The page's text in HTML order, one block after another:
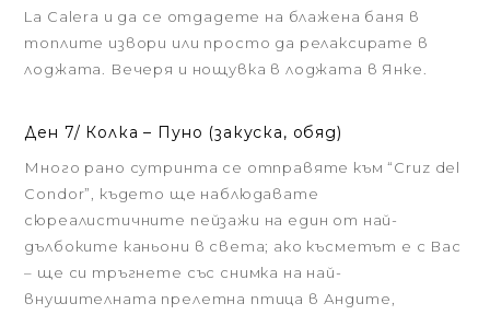
La Calera и да се отдадете на блажена баня в
топлите извори или просто да релаксирате в
лоджата. Вечеря и нощувка в лоджата в Янке.
Ден 7/ Колка – Пуно (закуска, обяд)
Много рано сутринта се отправяте към “Cruz del
Condor”, където ще наблюдавате
сюреалистичните пейзажи на един от най-
дълбоките каньони в света; ако късметът е с Вас
– ще си тръгнете със снимка на най-
внушителната прелетна птица в Андите,